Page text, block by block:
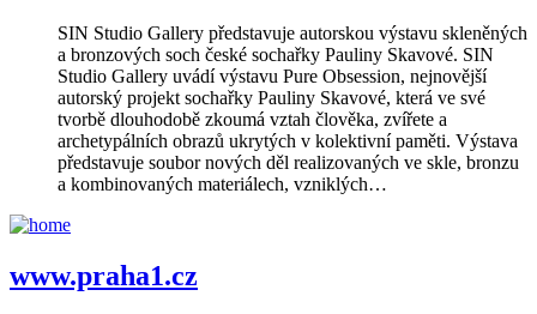
SIN Studio Gallery představuje autorskou výstavu skleněných
a bronzových soch české sochařky Pauliny Skavové. SIN
Studio Gallery uvádí výstavu Pure Obsession, nejnovější
autorský projekt sochařky Pauliny Skavové, která ve své
tvorbě dlouhodobě zkoumá vztah člověka, zvířete a
archetypálních obrazů ukrytých v kolektivní paměti. Výstava
představuje soubor nových děl realizovaných ve skle, bronzu
a kombinovaných materiálech, vzniklých…
www.praha1.cz